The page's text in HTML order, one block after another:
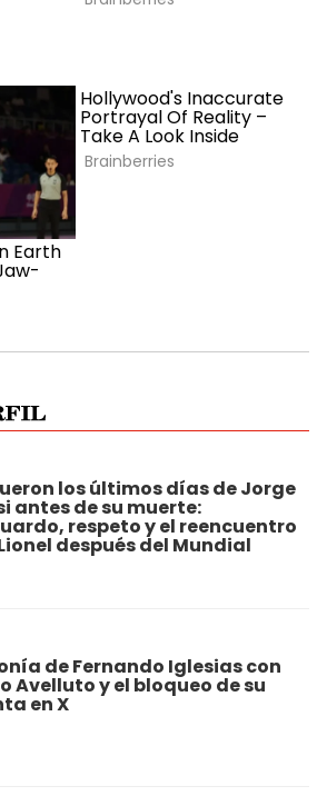
los últimos días de Jorge
antes de su muerte:
respeto y el reencuentro
después del Mundial
de Fernando Iglesias con
Avelluto y el bloqueo de su
en X